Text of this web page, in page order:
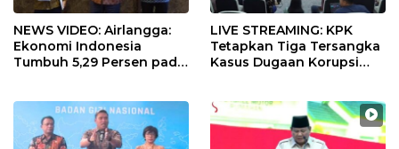
NEWS VIDEO: Airlangga:
Ekonomi Indonesia
Tumbuh 5,29 Persen pada
LIVE STREAMING: KPK
Tetapkan Tiga Tersangka
Kasus Dugaan Korupsi